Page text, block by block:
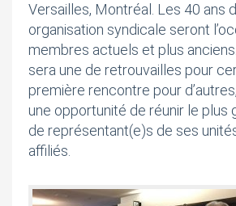
Versailles, Montréal. Les 40 ans
organisation syndicale seront
membres actuels et plus
sera une de retrouvailles pour
première rencontre pour
une opportunité de réunir le plus
de représentant(e)s de ses
affiliés.